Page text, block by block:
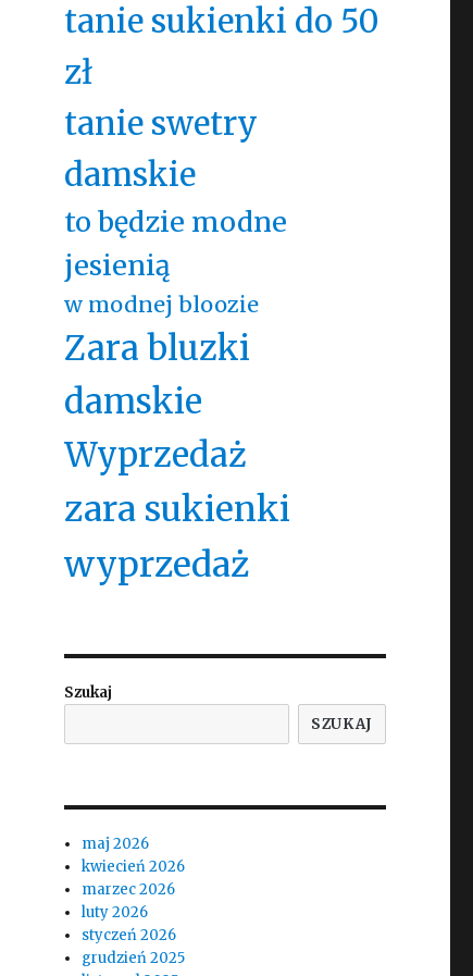
tanie sukienki do 50
zł
tanie swetry
damskie
to będzie modne
jesienią
w modnej bloozie
Zara bluzki
damskie
Wyprzedaż
zara sukienki
wyprzedaż
Szukaj
SZUKAJ
maj 2026
kwiecień 2026
marzec 2026
luty 2026
styczeń 2026
grudzień 2025